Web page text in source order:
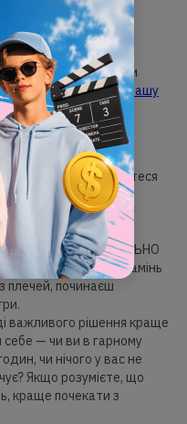
знайте: мозок уже
можна змінити та
не знаєте як обрати
радимопрочитати нашу
чекліст
та прислухайтеся
рішень —
НЕЙМОВІРНО СИЛЬНО
і є, але знявши камінь
плечей, починаєш
важливого рішення краще
себе — чи ви в гарному
чи нічого у вас не
Якщо розумієте, що
краще почекати з